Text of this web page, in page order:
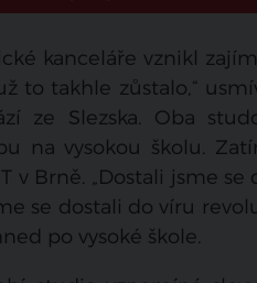
kanceláře vznikl
to takhle zůstalo,“
ze Slezska. Oba
na vysokou školu.
v Brně. „Dostali jsme
se dostali do víru
po vysoké škole.